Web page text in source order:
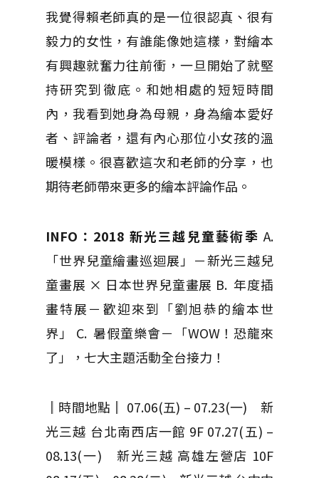
我覺得賴老師真的是一位很認真、很有
毅力的女性，有誰能像她這樣，對繪本
有興趣就奮力往前衝，一旦開始了就堅
持研究到徹底。和她相處的短短時間
內，我看到她身為母親，身為繪本愛好
者、評論者，還有內心那位小女孩的溫
暖模樣。很喜歡這次和老師的分享，也
期待老師帶來更多的繪本評論作品。
INFO：2018 新光三越兒童藝術季 A.
「世界兒童繪畫巡迴展」－新光三越兒
童畫展 × 日本世界兒童畫展 B. 年度插
畫特展－歡迎來到「劉旭恭的繪本世
界」
C. 暑假童樂會－「WOW！恐龍來
了」，七大主題活動全台接力！
║時間地點║ 07.06(五) – 07.23(一) 新
光三越 台北南西店一館 9F 07.27(五) –
08.13(一) 新光三越 高雄左營店 10F